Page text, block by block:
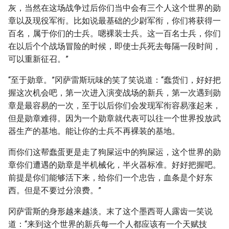
灰，当然在这场战争过后你们当中会有三个人这个世界的勋
章以及现役军衔。比如说最基础的少尉军衔，你们将获得一
百名，属于你们的士兵。嗯裸装士兵。这一百名士兵，你们
在以后个个战场冒险的时候，即使士兵死去每隔一段时间，
可以重新征召。”
“至于勋章。”冈萨雷斯玩味的笑了笑说道：“蠢货们，好好把
握这次机会吧，第一次进入演变战场的新兵，第一次遇到勋
章是最容易的一次，至于以后你们会发现军衔容易涨起来，
但是勋章难得。因为一个勋章就代表可以往一个世界投放武
器生产的基地。能让你的士兵不再裸装的基地。
而你们这帮蠢蛋更是走了狗屎运中的狗屎运，这个世界的勋
章你们遭遇的勋章是半机械化，半火器标准。好好把握吧。
前提是你们能够活下来，给你们一个忠告，血条是个好东
西。但是不要过分浪费。”
冈萨雷斯的身形越来越淡。末了这个墨西哥人露齿一笑说
道：“来到这个世界的新兵每一个人都应该有一个天赋技